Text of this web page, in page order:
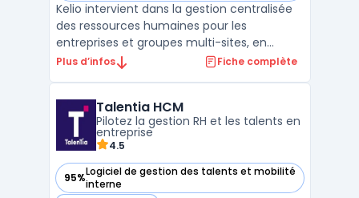
Kelio intervient dans la gestion centralisée
des ressources humaines pour les
entreprises et groupes multi-sites, en
intégrant l’ensemble des fonctionnalités
s’adresse aux organisations ayant des
besoins spécifiques de su ...
Plus d’infos Fiche complète
Talentia HCM
Pilotez la gestion RH et les talents en
entreprise
4.5
95%Logiciel de gestion des talents et mobilité
interne
— voir Talentia HCM dans cette catégorie